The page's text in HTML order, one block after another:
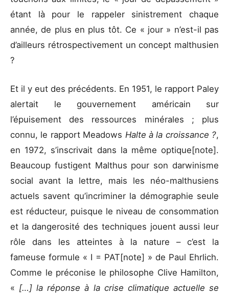
étant là pour le rappeler sinistrement chaque
année, de plus en plus tôt. Ce « jour » n’est-il pas
d’ailleurs rétrospectivement un concept malthusien
?
Et il y eut des précédents. En 1951, le rapport Paley
alertait le gouvernement américain sur
l’épuisement des ressources minérales ; plus
connu, le rapport Meadows Halte à la croissance ?,
en 1972, s’inscrivait dans la même optique[note].
Beaucoup fustigent Malthus pour son darwinisme
social avant la lettre, mais les néo-malthusiens
actuels savent qu’incriminer la démographie seule
est réducteur, puisque le niveau de consommation
et la dangerosité des techniques jouent aussi leur
rôle dans les atteintes à la nature – c’est la
fameuse formule « I = PAT[note] » de Paul Ehrlich.
Comme le préconise le philosophe Clive Hamilton,
« […] la réponse à la crise climatique actuelle se